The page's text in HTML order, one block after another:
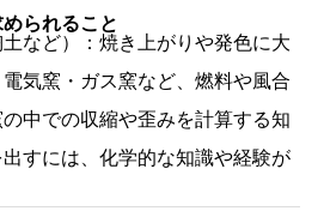
られること
土など）：焼き上がりや発色に大
電気窯・ガス窯など、燃料や風合
の中での収縮や歪みを計算する知
出すには、化学的な知識や経験が